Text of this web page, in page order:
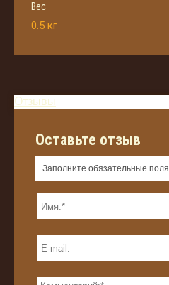
Вес
0.5 кг
Отзывы
Оставьте отзыв
Заполните обязательные поля